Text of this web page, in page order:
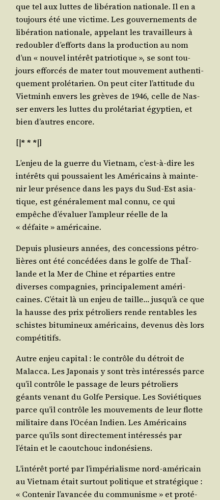
que tel aux luttes de libé­ra­tion natio­nale. Il en a
tou­jours été une vic­time. Les gou­ver­ne­ments de
libé­ra­tion natio­nale, appe­lant les tra­vailleurs à
redou­bler d’efforts dans la pro­duc­tion au nom
d’un « nou­vel inté­rêt patrio­tique », se sont tou­
jours effor­cés de mater tout mou­ve­ment authen­ti­
que­ment pro­lé­ta­rien. On peut citer l’attitude du
Viet­minh envers les grèves de 1946, celle de Nas­
ser envers les luttes du pro­lé­ta­riat égyp­tien, et
bien d’autres encore.
[|* * *|]
L’enjeu de la guerre du Viet­nam, c’est-à-dire les
inté­rêts qui pous­saient les Amé­ri­cains à main­te­
nir leur pré­sence dans les pays du Sud-Est asia­
tique, est géné­ra­le­ment mal connu, ce qui
empêche d’évaluer l’ampleur réelle de la
« défaite » américaine.
Depuis plu­sieurs années, des conces­sions pétro­
lières ont été concé­dées dans le golfe de ThaÏ­
lande et la Mer de Chine et répar­ties entre
diverses com­pa­gnies, prin­ci­pa­le­ment amé­ri­
caines. C’était là un enjeu de taille… jusqu’à ce que
la hausse des prix pétro­liers rende ren­tables les
schistes bitu­mi­neux amé­ri­cains, deve­nus dès lors
compétitifs.
Autre enjeu capi­tal : le contrôle du détroit de
Malac­ca. Les Japo­nais y sont très inté­res­sés parce
qu’il contrôle le pas­sage de leurs pétro­liers
géants venant du Golfe Per­sique. Les Sovié­tiques
parce qu’il contrôle les mou­ve­ments de leur flotte
mili­taire dans l’Océan Indien. Les Amé­ri­cains
parce qu’ils sont direc­te­ment inté­res­sés par
l’étain et le caou­tchouc indonésiens.
L’intérêt por­té par l’impérialisme nord-amé­ri­cain
au Viet­nam était sur­tout poli­tique et stra­té­gique :
« Conte­nir l’avancée du com­mu­nisme » et pro­té­